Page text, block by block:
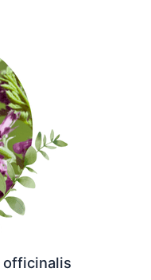
officinalis